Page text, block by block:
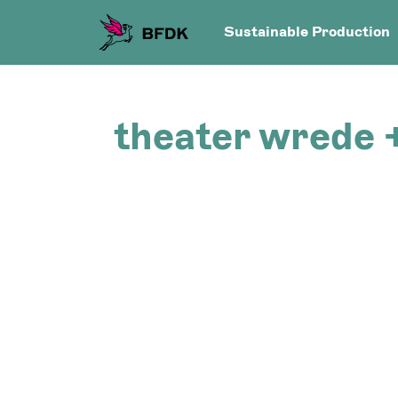
Sustainable Production
theater wrede